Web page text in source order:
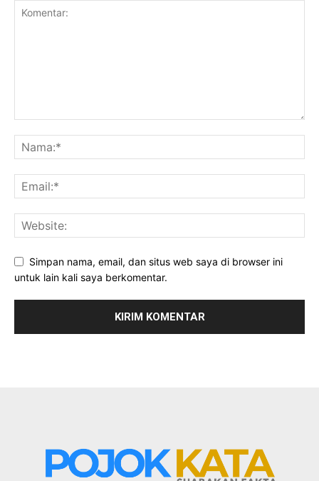
Simpan nama, email, dan situs web saya di browser ini
untuk lain kali saya berkomentar.